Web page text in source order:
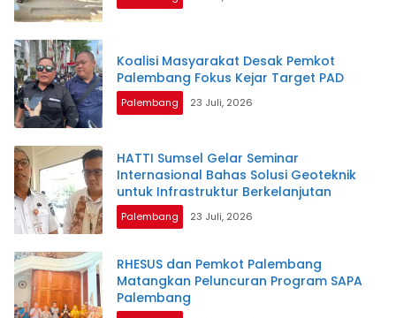
Koalisi Masyarakat Desak Pemkot
Palembang Fokus Kejar Target PAD
Palembang 23 Juli, 2026
HATTI Sumsel Gelar Seminar
Internasional Bahas Solusi Geoteknik
untuk Infrastruktur Berkelanjutan
Palembang 23 Juli, 2026
RHESUS dan Pemkot Palembang
Matangkan Peluncuran Program SAPA
Palembang